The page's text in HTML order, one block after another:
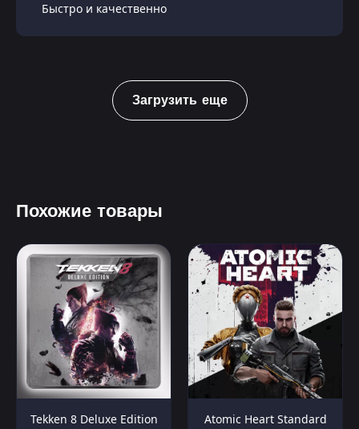
Быстро и качественно
Загрузить еще
Похожие товары
Tekken 8 Deluxe Edition
Atomic Heart Standard